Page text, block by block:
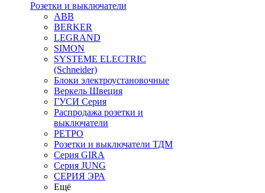
Розетки и выключатели
ABB
BERKER
LEGRAND
SIMON
SYSTEME ELECTRIC
(Schneider)
Блоки электроустановочные
Веркель Швеция
ГУСИ Серия
Распродажа розетки и
выключатели
РЕТРО
Розетки и выключатели ТДМ
Серия GIRA
Серия JUNG
СЕРИЯ ЭРА
Ещё